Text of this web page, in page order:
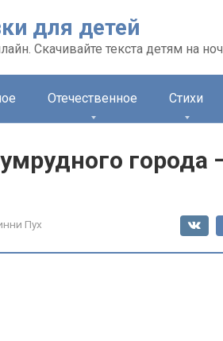
для детей
Скачивайте текста детям на
Отечественное Стихи
города
Пух